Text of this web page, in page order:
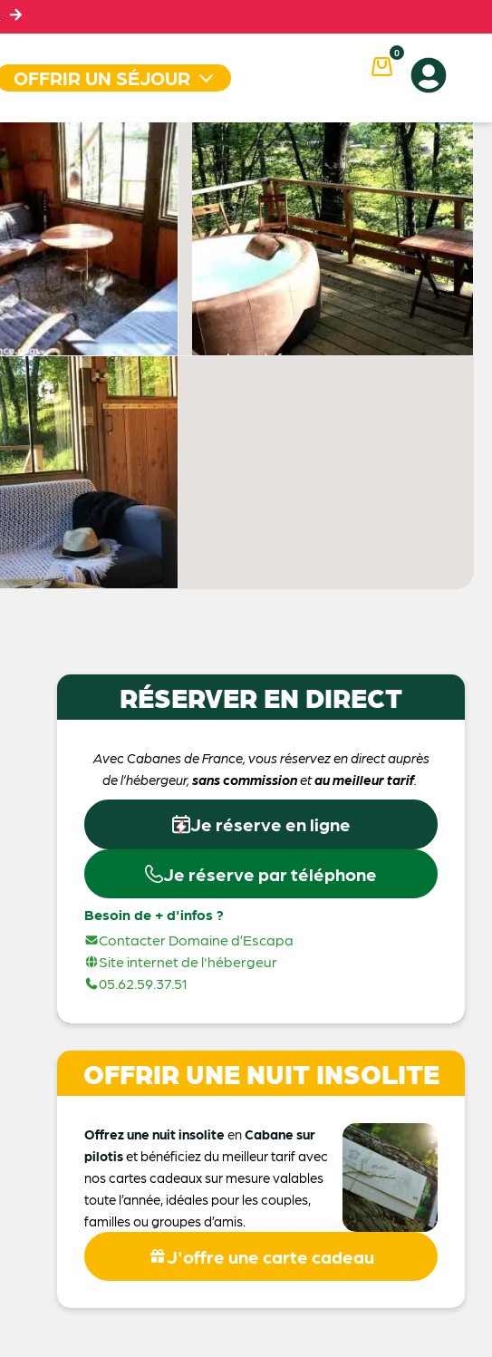
OFFRIR UN SÉJOUR
0
RÉSERVER EN DIRECT
Avec Cabanes de France, vous réservez en direct auprès
de l’hébergeur, sans commissionetau meilleur tarif.
Je réserve en ligne
Je réserve par téléphone
Besoin de + d'infos ?
Contacter Domaine d’Escapa
Site internet de l'hébergeur
05.62.59.37.51
OFFRIR UNE NUIT INSOLITE
Offrez une nuit insolite enCabane sur
pilotiset bénéficiez du meilleur tarif avec
nos cartes cadeaux sur mesure valables
toute l’année, idéales pour les couples,
familles ou groupes d’amis.
J'offre une carte cadeau